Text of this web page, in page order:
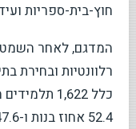
חוץ-בית-ספריות
המדגם, לאחר
רלוונטיות ובחירת